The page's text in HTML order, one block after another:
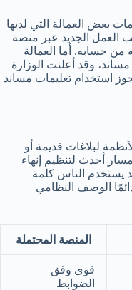
بعض العمالة التي لديها
العمل الجديد عبر منصة
من حسابه. أما العمالة
وقد أعلنت الوزارة
استخدام تعليمات مساند
لبلاغات قديمة أو
أحدث لتنظيم إنهاء
يستخدم الناس كلمة
الوصف النظامي
المنصة المحتملة
قوى وفق
الضوابط